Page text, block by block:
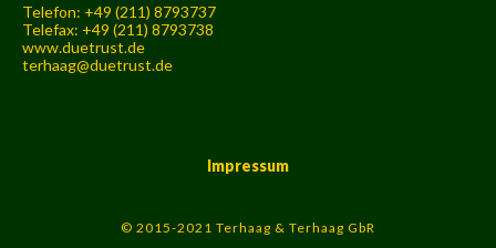
Telefon: +49 (211) 8793737
Telefax: +49 (211) 8793738
www.duetrust.de
terhaag@duetrust.de
Impressum
© 2015-2021 Terhaag & Terhaag GbR